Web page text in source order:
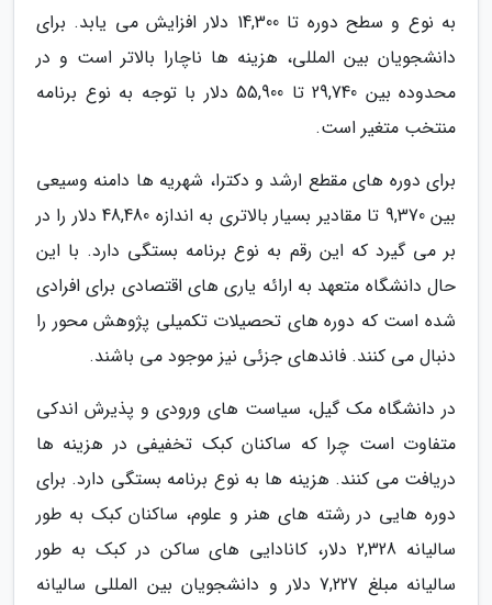
به نوع و سطح دوره تا 14,300 دلار افزایش می یابد. برای
دانشجویان بین المللی، هزینه ها ناچارا بالاتر است و در
محدوده بین 29,740 تا 55,900 دلار با توجه به نوع برنامه
منتخب متغیر است.
برای دوره های مقطع ارشد و دکترا، شهریه ها دامنه وسیعی
بین 9,370 تا مقادیر بسیار بالاتری به اندازه 48,480 دلار را در
بر می گیرد که این رقم به نوع برنامه بستگی دارد. با این
حال دانشگاه متعهد به ارائه یاری های اقتصادی برای افرادی
شده است که دوره های تحصیلات تکمیلی پژوهش محور را
دنبال می کنند. فاندهای جزئی نیز موجود می باشند.
در دانشگاه مک گیل، سیاست های ورودی و پذیرش اندکی
متفاوت است چرا که ساکنان کبک تخفیفی در هزینه ها
دریافت می کنند. هزینه ها به نوع برنامه بستگی دارد. برای
دوره هایی در رشته های هنر و علوم، ساکنان کبک به طور
سالیانه 2,328 دلار، کانادایی های ساکن در کبک به طور
سالیانه مبلغ 7,227 دلار و دانشجویان بین المللی سالیانه